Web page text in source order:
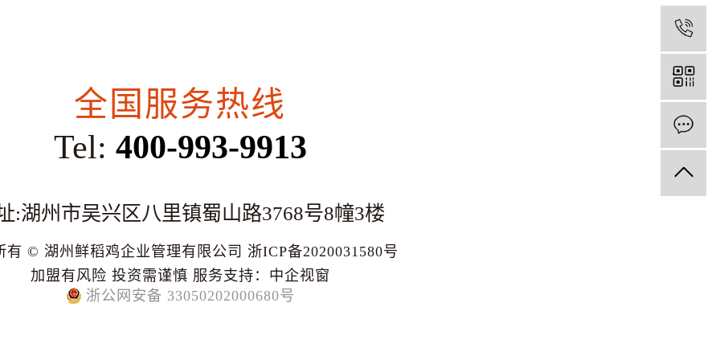
全国服务热线
Tel: 400-993-9913
:湖州市吴兴区八里镇蜀山路3768号8幢3楼
有 © 湖州鲜稻鸡企业管理有限公司 浙ICP备2020031580号
加盟有风险 投资需谨慎 服务支持： 中企视窗
浙公网安备 33050202000680号